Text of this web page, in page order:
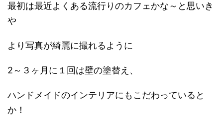
最初は最近よくある流行りのカフェかな～と思いき
や
より写真が綺麗に撮れるように
2～３ヶ月に１回は壁の塗替え、
ハンドメイドのインテリアにもこだわっていると
か！